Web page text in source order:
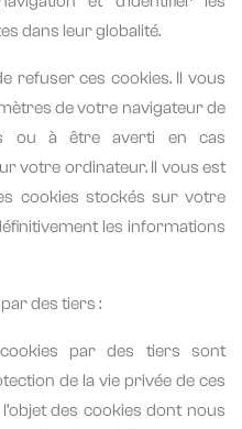
dans leur globalité.
refuser ces cookies. Il vous
de votre navigateur de
ou à être averti en cas
votre ordinateur. Il vous est
cookies stockés sur votre
les informations
des tiers :
cookies par des tiers sont
de la vie privée de ces
des cookies dont nous